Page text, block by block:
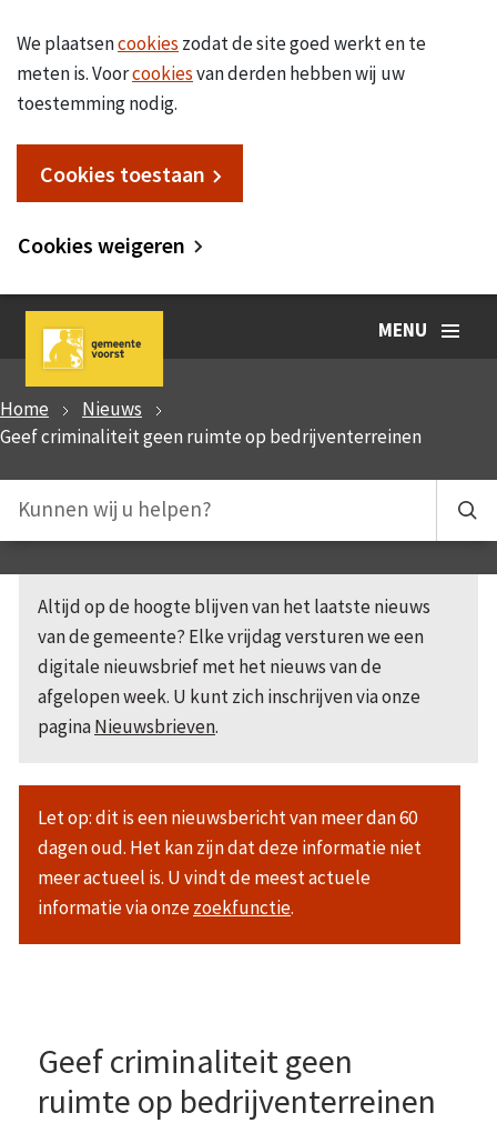
We plaatsencookies zodat de site goed werkt en te
meten is. Voorcookiesvan derden hebben wij uw
toestemming nodig.
Cookies toestaan
Cookies weigeren
MENU
Home
Nieuws
Geef criminaliteit geen ruimte op bedrijventerreinen
Altijd op de hoogte blijven van het laatste nieuws
van de gemeente? Elke vrijdag versturen we een
digitale nieuwsbrief met het nieuws van de
afgelopen week. U kunt zich inschrijven via onze
paginaNieuwsbrieven.
Let op: dit is een nieuwsbericht van meer dan 60
dagen oud. Het kan zijn dat deze informatie niet
meer actueel is. U vindt de meest actuele
informatie via onzezoekfunctie.
Geef criminaliteit geen
ruimte op bedrijventerreinen